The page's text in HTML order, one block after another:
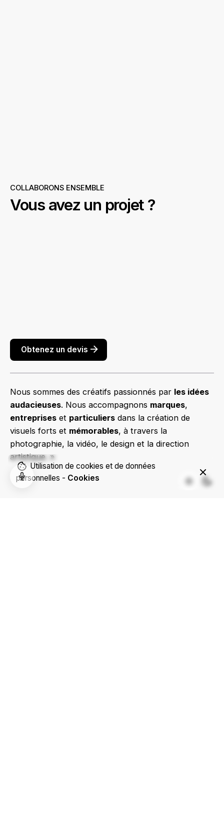
COLLABORONS ENSEMBLE
Vous avez un projet ?
Obtenez un devis
Nous sommes des créatifs passionnés par les idées
audacieuses. Nous accompagnons marques,
entreprises et particuliers dans la création de
visuels forts et mémorables, à travers la
photographie, la vidéo, le design et la direction
artistique. »
Utilisation de cookies et de données
personnelles - Cookies